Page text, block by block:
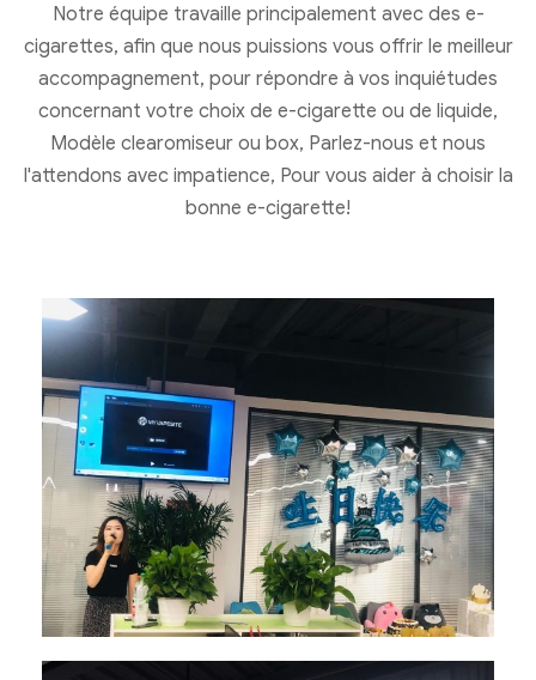
Notre équipe travaille principalement avec des e-
cigarettes, afin que nous puissions vous offrir le meilleur
accompagnement, pour répondre à vos inquiétudes
concernant votre choix de e-cigarette ou de liquide,
Modèle clearomiseur ou box, Parlez-nous et nous
l'attendons avec impatience, Pour vous aider à choisir la
bonne e-cigarette!